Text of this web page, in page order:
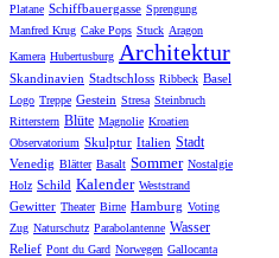
Platane Schiffbauergasse Sprengung
Manfred Krug Cake Pops Stuck Aragon
Kamera Hubertusburg Architektur
Skandinavien Stadtschloss Ribbeck Basel
Logo Treppe Gestein Stresa Steinbruch
Ritterstern Blüte Magnolie Kroatien
Observatorium Skulptur Italien Stadt
Venedig Blätter Basalt Sommer Nostalgie
Holz Schild Kalender Weststrand
Gewitter Theater Birne Hamburg Voting
Zug Naturschutz Parabolantenne Wasser
Relief Pont du Gard Norwegen Gallocanta